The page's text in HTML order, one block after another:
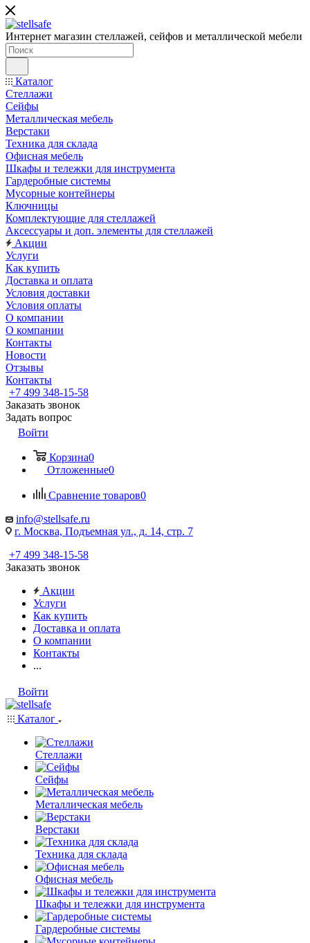
Интернет магазин стеллажей, сейфов и металлической мебели
Каталог
Стеллажи
Сейфы
Металлическая мебель
Верстаки
Техника для склада
Офисная мебель
Шкафы и тележки для инструмента
Гардеробные системы
Мусорные контейнеры
Ключницы
Комплектующие для стеллажей
Аксессуары и доп. элементы для стеллажей
Акции
Услуги
Как купить
Доставка и оплата
Условия доставки
Условия оплаты
О компании
О компании
Контакты
Новости
Отзывы
Контакты
+7 499 348-15-58
Заказать звонок
Задать вопрос
Войти
Корзина0
Отложенные0
Сравнение товаров0
info@stellsafe.ru
г. Москва, Подъемная ул., д. 14, стр. 7
+7 499 348-15-58
Заказать звонок
Акции
Услуги
Как купить
Доставка и оплата
О компании
Контакты
...
Войти
Каталог
Стеллажи
Сейфы
Металлическая мебель
Верстаки
Техника для склада
Офисная мебель
Шкафы и тележки для инструмента
Гардеробные системы